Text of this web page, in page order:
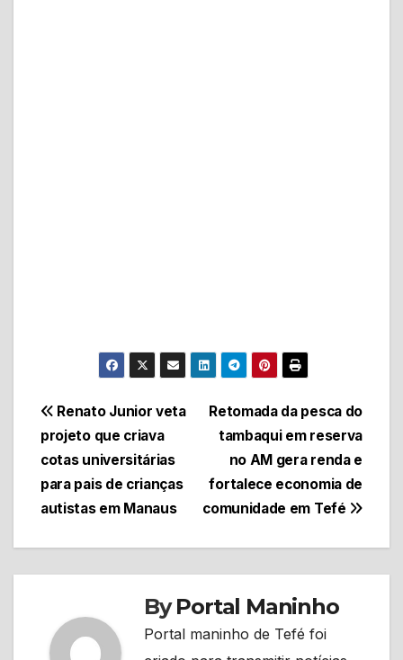
Navegação
de
Post
Retomada da pesca do
tambaqui em reserva
no AM gera renda e
fortalece economia de
comunidade em Tefé
Renato Junior veta
projeto que criava
cotas universitárias
para pais de crianças
autistas em Manaus
ByPortal Maninho
Portal maninho de Tefé foi